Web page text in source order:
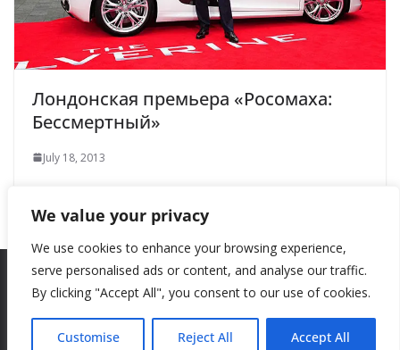
We value your privacy
We use cookies to enhance your browsing experience,
serve personalised ads or content, and analyse our traffic.
By clicking "Accept All", you consent to our use of cookies.
Customise Reject All Accept All
Лондонская премьера «Росомаха:
Бессмертный»
July 18, 2013
Theme:ColorMag by ThemeGrill. Powered byWordPress